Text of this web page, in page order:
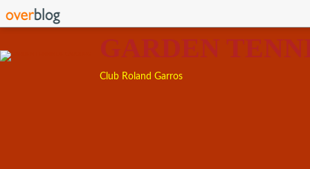
GARDEN
Club Roland Garros